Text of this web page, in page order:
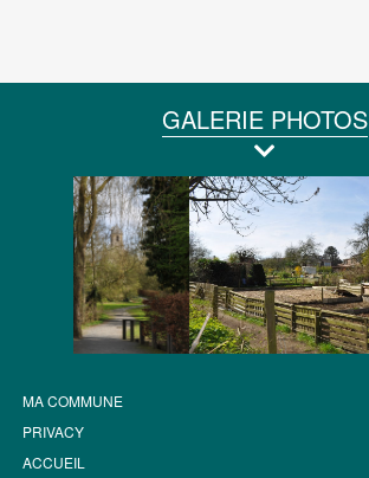
GALERIE PHOTOS
MA COMMUNE
PRIVACY
ACCUEIL